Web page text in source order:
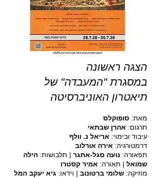
הצגה ראשונה
במסגרת "המעבדה" של
תיאטרון האוניברסיטה
מאת: סופוקלס
תרגום: אהרן שבתאי
עיבוד ובימוי: אריאל נ. וולף
דרמטורגיה: אירה אורלוב
תפאורה: נועה סגל-אתגר | תלבושות: הילה
שמואל | תאורה: אמיר קסטרו
מוזיקה: שלומי ברטונוב | וידאו: גיא יעקב המל